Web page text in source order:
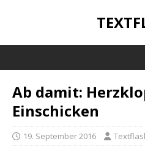
Ab damit:
Einschicken
19. September 2016